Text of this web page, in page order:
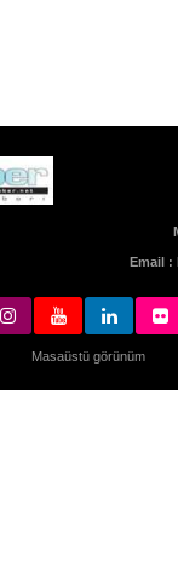
Email :
Masaüstü görünüm